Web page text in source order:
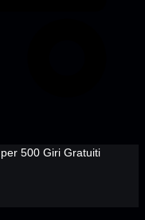
500 Giri Gratuiti